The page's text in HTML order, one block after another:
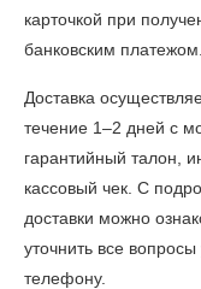
карточкой при
банковским платежом.
Доставка
течение 1–2 дней с
гарантийный талон,
кассовый чек. С
доставки можно
уточнить все вопросы
телефону.